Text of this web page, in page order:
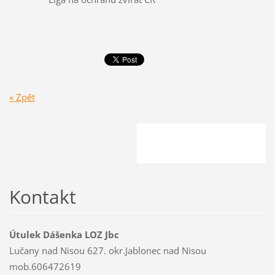
« Zpět
Kontakt
Útulek Dášenka LOZ Jbc
Lučany nad Nisou 627. okr.Jablonec nad Nisou
mob.606472619